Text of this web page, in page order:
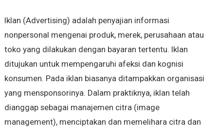
Iklan (Advertising) adalah penyajian informasi
nonpersonal mengenai produk, merek, perusahaan atau
toko yang dilakukan dengan bayaran tertentu. Iklan
ditujukan untuk mempengaruhi afeksi dan kognisi
konsumen. Pada iklan biasanya ditampakkan organisasi
yang mensponsorinya. Dalam praktiknya, iklan telah
dianggap sebagai manajemen citra (image
management), menciptakan dan memelihara citra dan